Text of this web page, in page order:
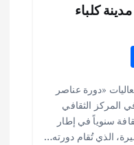
كلباء
h
ar
e
«دورة عناصر
المركز الثقافي
سنوياً في إطار
الذي تُقام دورته…